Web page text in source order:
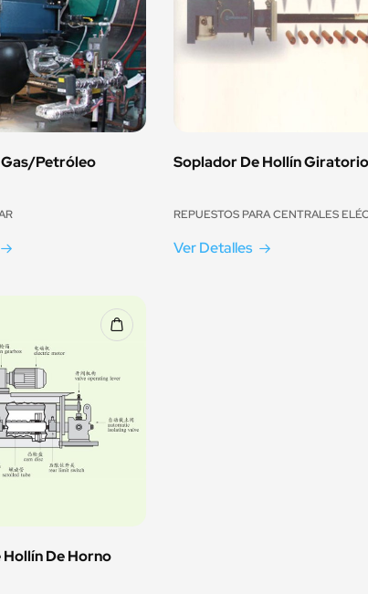
Gas/petróleo Soplador De Hollín
Ver Detalles
De Horno